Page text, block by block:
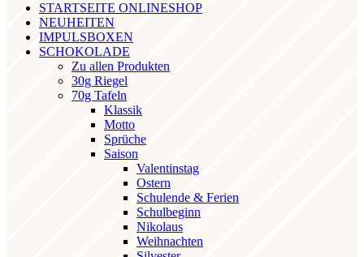
STARTSEITE ONLINESHOP
NEUHEITEN
IMPULSBOXEN
SCHOKOLADE
Zu allen Produkten
30g Riegel
70g Tafeln
Klassik
Motto
Sprüche
Saison
Valentinstag
Ostern
Schulende & Ferien
Schulbeginn
Nikolaus
Weihnachten